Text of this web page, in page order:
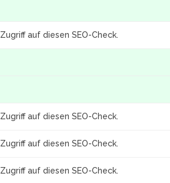
auf diesen SEO-Check.
auf diesen SEO-Check.
auf diesen SEO-Check.
auf diesen SEO-Check.